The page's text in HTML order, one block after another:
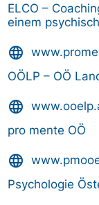
ELCO –
einem
language
OÖLP – OÖ
language
pro mente OÖ
language
Psychologie